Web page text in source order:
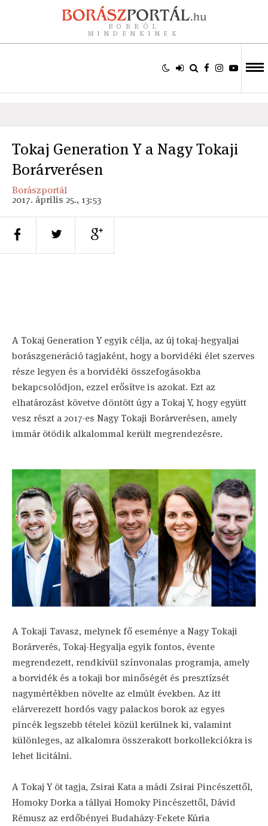
BORRÓL
MINDENKINEK
Tokaj Generation Y a Nagy Tokaji
Borárverésen
Borászportál
2017. április 25., 13:53
A Tokaj Generation Y egyik célja, az új tokaj-hegyaljai
borászgeneráció tagjaként, hogy a borvidéki élet szerves
része legyen és a borvidéki összefogásokba
bekapcsolódjon, ezzel erősítve is azokat. Ezt az
elhatározást követve döntött úgy a Tokaj Y, hogy együtt
vesz részt a 2017-es Nagy Tokaji Borárverésen, amely
immár ötödik alkalommal került megrendezésre.
A Tokaji Tavasz, melynek fő eseménye a Nagy Tokaji
Borárverés, Tokaj-Hegyalja egyik fontos, évente
megrendezett, rendkívül színvonalas programja, amely
a borvidék és a tokaji bor minőségét és presztízsét
nagymértékben növelte az elmúlt években. Az itt
elárverezett hordós vagy palackos borok az egyes
pincék legszebb tételei közül kerülnek ki, valamint
különleges, az alkalomra összerakott borkollekciókra is
lehet licitálni.
A Tokaj Y öt tagja, Zsirai Kata a mádi Zsirai Pincészettől,
Homoky Dorka a tállyai Homoky Pincészettől, Dávid
Rémusz az erdőbényei Budaházy-Fekete Kúria